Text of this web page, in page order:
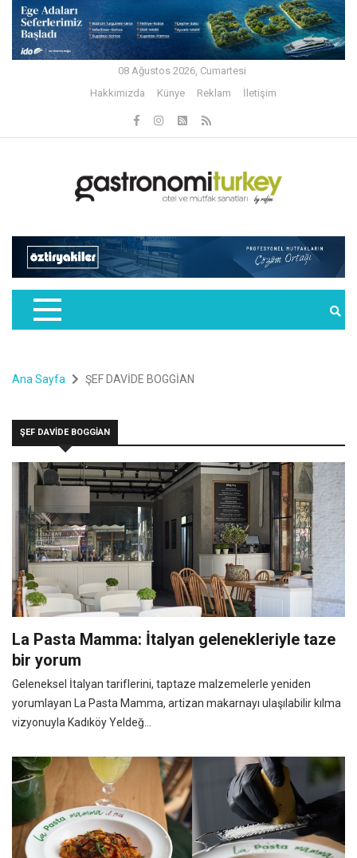
08 Ağustos 2026, Cumartesi
Hakkımızda
Künye Reklam İletişim
Ana Sayfa ŞEF DAVİDE BOGGİAN
ŞEF DAVİDE BOGGİAN
La Pasta Mamma: İtalyan gelenekleriyle taze
bir yorum
Geleneksel İtalyan tariflerini, taptaze malzemelerle yeniden
yorumlayan La Pasta Mamma, artizan makarnayı ulaşılabilir kılma
vizyonuyla Kadıköy Yeldeğ...